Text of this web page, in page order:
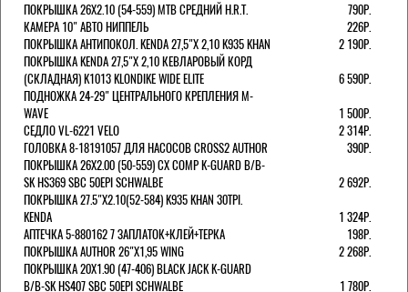
ПОКРЫШКА 26X2.10 (54-559) MTB СРЕДНИЙ H.R.T.
790Р.
КАМЕРА 10" АВТО НИППЕЛЬ
226Р.
ПОКРЫШКА АНТИПОКОЛ. KENDA 27,5"Х 2,10 K935 KHAN
2 190Р.
ПОКРЫШКА KENDA 27,5"Х 2,10 КЕВЛАРОВЫЙ КОРД
(СКЛАДНАЯ) K1013 KLONDIKE WIDE ELITE
6 590Р.
ПОДНОЖКА 24-29" ЦЕНТРАЛЬНОГО КРЕПЛЕНИЯ M-
WAVE
1 500Р.
СЕДЛО VL-6221 VELO
2 314Р.
ГОЛОВКА 8-18191057 ДЛЯ НАСОСОВ CROSS2 AUTHOR
390Р.
ПОКРЫШКА 26X2.00 (50-559) CX COMP K-GUARD B/B-
SK HS369 SBC 50EPI SCHWALBE
2 692Р.
ПОКРЫШКА 27.5"Х2.10(52-584) K935 KHAN 30TPI.
KENDA
1 324Р.
АПТЕЧКА 5-880162 7 ЗАПЛАТОК+КЛЕЙ+ТЕРКА
198Р.
ПОКРЫШКА AUTHOR 26"Х1,95 WING
2 268Р.
ПОКРЫШКА 20X1.90 (47-406) BLACK JACK K-GUARD
B/B-SK HS407 SBC 50EPI SCHWALBE
1 780Р.